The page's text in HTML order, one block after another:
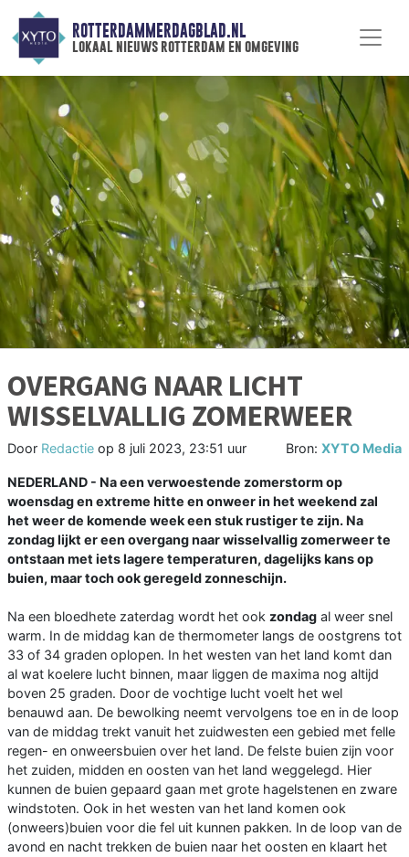
ROTTERDAMMERDAGBLAD.NL
lokaal nieuws rotterdam en omgeving
OVERGANG NAAR LICHT
WISSELVALLIG ZOMERWEER
Door Redactie op 8 juli 2023, 23:51 uur Bron: XYTO Media
NEDERLAND - Na een verwoestende zomerstorm op
woensdag en extreme hitte en onweer in het weekend zal
het weer de komende week een stuk rustiger te zijn. Na
zondag lijkt er een overgang naar wisselvallig zomerweer te
ontstaan met iets lagere temperaturen, dagelijks kans op
buien, maar toch ook geregeld zonneschijn.
Na een bloedhete zaterdag wordt het ook zondag al weer snel
warm. In de middag kan de thermometer langs de oostgrens tot
33 of 34 graden oplopen. In het westen van het land komt dan
al wat koelere lucht binnen, maar liggen de maxima nog altijd
boven 25 graden. Door de vochtige lucht voelt het wel
benauwd aan. De bewolking neemt vervolgens toe en in de loop
van de middag trekt vanuit het zuidwesten een gebied met felle
regen- en onweersbuien over het land. De felste buien zijn voor
het zuiden, midden en oosten van het land weggelegd. Hier
kunnen de buien gepaard gaan met grote hagelstenen en zware
windstoten. Ook in het westen van het land komen ook
(onweers)buien voor die fel uit kunnen pakken. In de loop van de
avond en nacht trekken de buien naar het oosten en klaart het